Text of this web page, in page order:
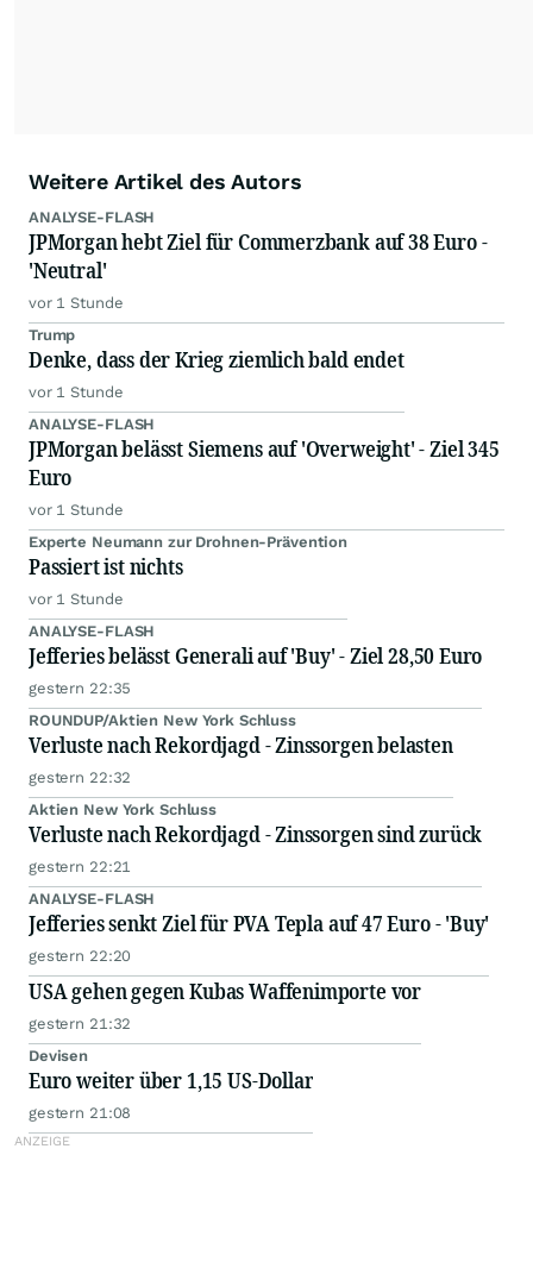
Weitere Artikel des Autors
ANALYSE-FLASH
JPMorgan hebt Ziel für Commerzbank auf 38 Euro -
'Neutral'
vor 1 Stunde
Trump
Denke, dass der Krieg ziemlich bald endet
vor 1 Stunde
ANALYSE-FLASH
JPMorgan belässt Siemens auf 'Overweight' - Ziel 345
Euro
vor 1 Stunde
Experte Neumann zur Drohnen-Prävention
Passiert ist nichts
vor 1 Stunde
ANALYSE-FLASH
Jefferies belässt Generali auf 'Buy' - Ziel 28,50 Euro
gestern 22:35
ROUNDUP/Aktien New York Schluss
Verluste nach Rekordjagd - Zinssorgen belasten
gestern 22:32
Aktien New York Schluss
Verluste nach Rekordjagd - Zinssorgen sind zurück
gestern 22:21
ANALYSE-FLASH
Jefferies senkt Ziel für PVA Tepla auf 47 Euro - 'Buy'
gestern 22:20
USA gehen gegen Kubas Waffenimporte vor
gestern 21:32
Devisen
Euro weiter über 1,15 US-Dollar
gestern 21:08